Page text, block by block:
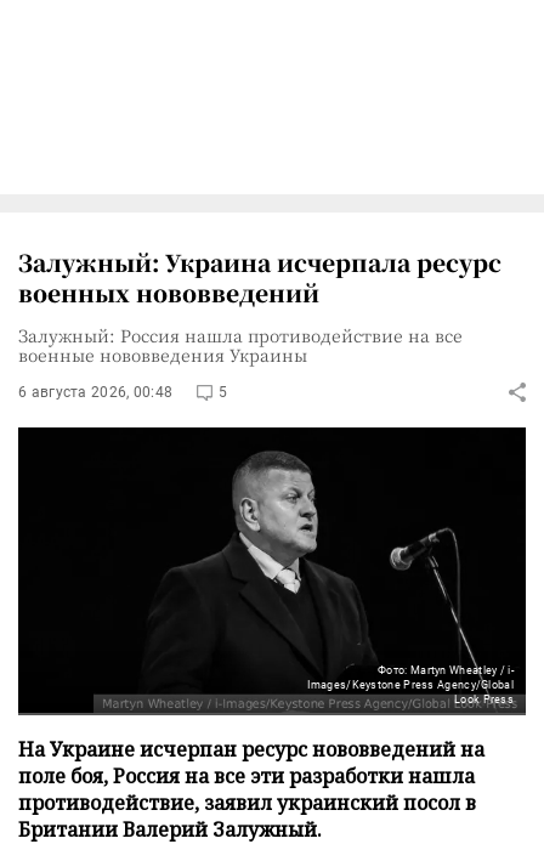
Залужный: Украина исчерпала ресурс
военных нововведений
Залужный: Россия нашла противодействие на все
военные нововведения Украины
6 августа 2026, 00:48 5
Фото: Martyn Wheatley / i-
Images/Keystone Press Agency/Global
Look Press
На Украине исчерпан ресурс нововведений на
поле боя, Россия на все эти разработки нашла
противодействие, заявил украинский посол в
Британии Валерий Залужный.